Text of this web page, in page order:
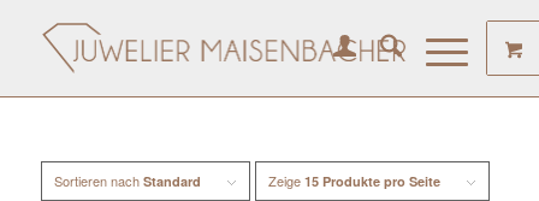
Sortieren nach Standard Zeige 15 Produkte pro Seite